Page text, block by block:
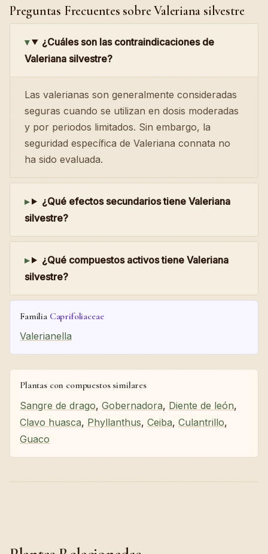
Preguntas Frecuentes sobre Valeriana silvestre
¿Cuáles son las contraindicaciones de
Valeriana silvestre?
Las valerianas son generalmente consideradas
seguras cuando se utilizan en dosis moderadas
y por periodos limitados. Sin embargo, la
seguridad específica de Valeriana connata no
ha sido evaluada.
¿Qué efectos secundarios tiene Valeriana
silvestre?
¿Qué compuestos activos tiene Valeriana
silvestre?
Familia Caprifoliaceae
Valerianella
Plantas con compuestos similares
Sangre de drago, Gobernadora, Diente de león,
Clavo huasca, Phyllanthus, Ceiba, Culantrillo,
Guaco